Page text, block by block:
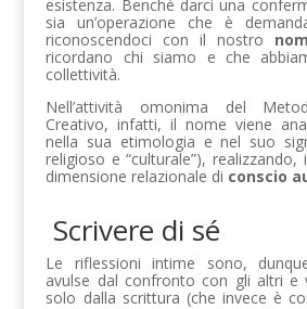
esistenza. Benché darci una
sia un’operazione che è
riconoscendoci con il nostro
ricordano chi siamo e che
collettività.
Nell’attività omonima del
Creativo, infatti, il nome viene
nella sua etimologia e nel suo
religioso e “culturale”),
dimensione relazionale di conscio
Scrivere di sé
Le riflessioni intime sono,
avulse dal confronto con gli altri e
solo dalla scrittura (che invece è